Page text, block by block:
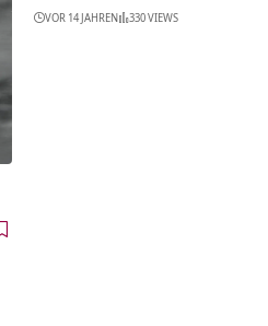
VOR 14 JAHREN 330 VIEWS